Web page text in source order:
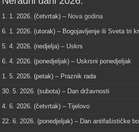
1. 1. 2026. (četvrtak) – Nova godina
6. 1. 2026. (utorak) – Bogojavljenje ili Sveta tri
5. 4. 2026. (nedjelja) – Uskrs
6. 4. 2026. (ponedjeljak) – Uskrsni ponedjeljak
1. 5. 2026. (petak) – Praznik rada
30. 5. 2026. (subota) – Dan državnosti
4. 6. 2026. (četvrtak) – Tijelovo
22. 6. 2026. (ponedjeljak) – Dan antifašističke